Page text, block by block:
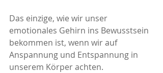
Das einzige, wie wir unser
emotionales Gehirn ins Bewusstsein
bekommen ist, wenn wir auf
Anspannung und Entspannung in
unserem Körper achten.